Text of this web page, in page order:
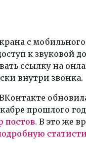
с
к звуковой
ссылку на
внутри звонка.
прошлого
постов. В это же